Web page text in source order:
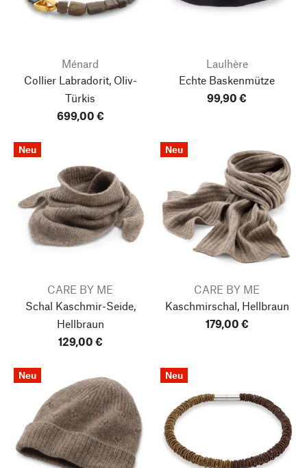
Ménard
Collier Labradorit, Oliv-
Türkis
699,00 €
Laulhère
Echte Baskenmütze
99,90 €
Neu
CARE BY ME
Schal Kaschmir-Seide,
Hellbraun
129,00 €
Neu
CARE BY ME
Kaschmirschal, Hellbraun
179,00 €
Neu Neu